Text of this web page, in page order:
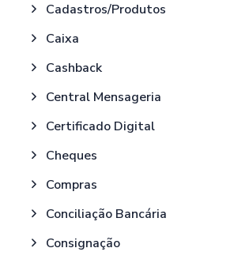
Cadastros/Produtos
Caixa
Cashback
Central Mensageria
Certificado Digital
Cheques
Compras
Conciliação Bancária
Consignação